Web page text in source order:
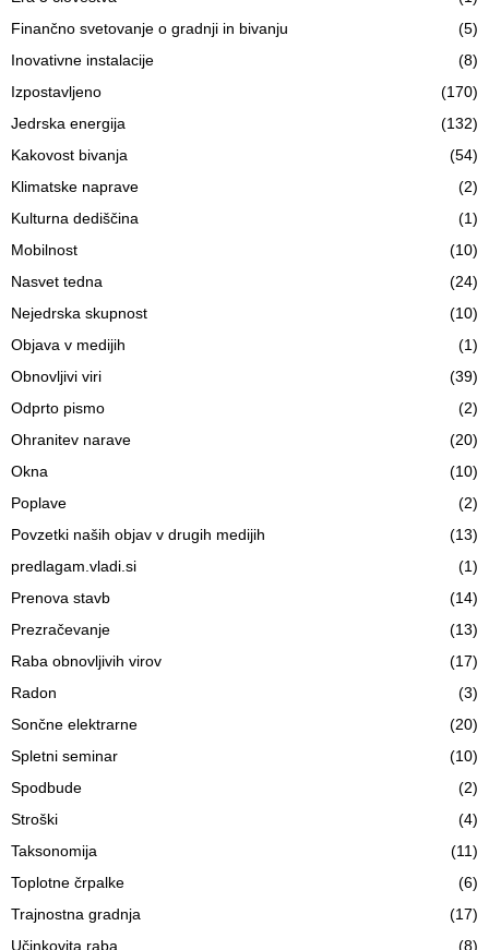
Finančno svetovanje o gradnji in bivanju
(5)
Inovativne instalacije
(8)
Izpostavljeno
(170)
Jedrska energija
(132)
Kakovost bivanja
(54)
Klimatske naprave
(2)
Kulturna dediščina
(1)
Mobilnost
(10)
Nasvet tedna
(24)
Nejedrska skupnost
(10)
Objava v medijih
(1)
Obnovljivi viri
(39)
Odprto pismo
(2)
Ohranitev narave
(20)
Okna
(10)
Poplave
(2)
Povzetki naših objav v drugih medijih
(13)
predlagam.vladi.si
(1)
Prenova stavb
(14)
Prezračevanje
(13)
Raba obnovljivih virov
(17)
Radon
(3)
Sončne elektrarne
(20)
Spletni seminar
(10)
Spodbude
(2)
Stroški
(4)
Taksonomija
(11)
Toplotne črpalke
(6)
Trajnostna gradnja
(17)
Učinkovita raba
(8)